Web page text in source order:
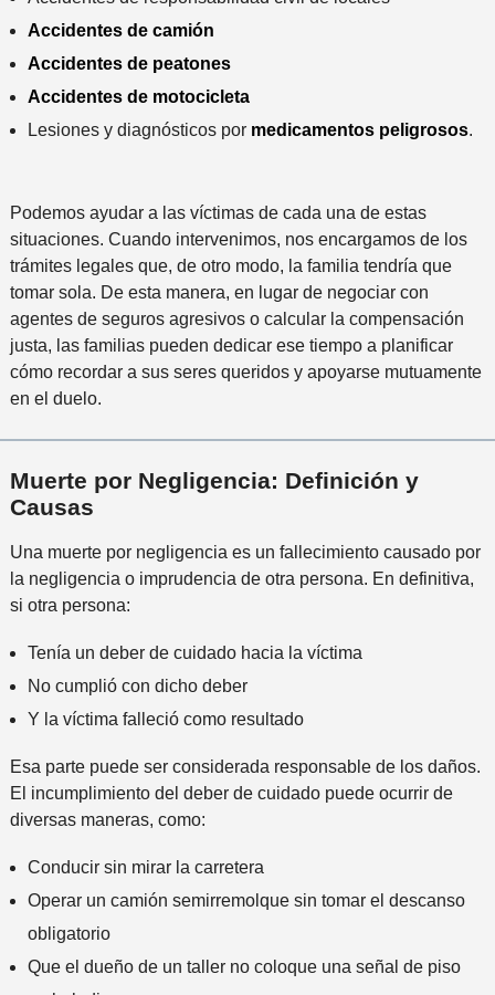
Accidentes de camión
Accidentes de peatones
Accidentes de motocicleta
Lesiones y diagnósticos por medicamentos peligrosos.
Podemos ayudar a las víctimas de cada una de estas
situaciones. Cuando intervenimos, nos encargamos de los
trámites legales que, de otro modo, la familia tendría que
tomar sola. De esta manera, en lugar de negociar con
agentes de seguros agresivos o calcular la compensación
justa, las familias pueden dedicar ese tiempo a planificar
cómo recordar a sus seres queridos y apoyarse mutuamente
en el duelo.
Muerte por Negligencia: Definición y
Causas
Una muerte por negligencia es un fallecimiento causado por
la negligencia o imprudencia de otra persona. En definitiva,
si otra persona:
Tenía un deber de cuidado hacia la víctima
No cumplió con dicho deber
Y la víctima falleció como resultado
Esa parte puede ser considerada responsable de los daños.
El incumplimiento del deber de cuidado puede ocurrir de
diversas maneras, como:
Conducir sin mirar la carretera
Operar un camión semirremolque sin tomar el descanso
obligatorio
Que el dueño de un taller no coloque una señal de piso